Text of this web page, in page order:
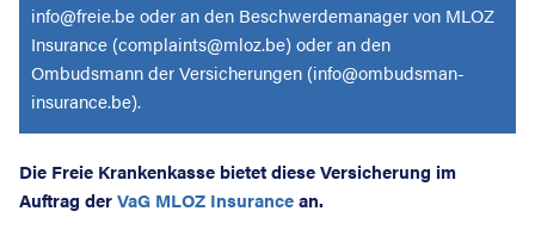
info@freie.be oder an den Beschwerdemanager von MLOZ
Insurance (complaints@mloz.be) oder an den
Ombudsmann der Versicherungen (info@ombudsman-
insurance.be).
Die Freie Krankenkasse bietet diese Versicherung im
Auftrag derVaG MLOZ Insurancean.